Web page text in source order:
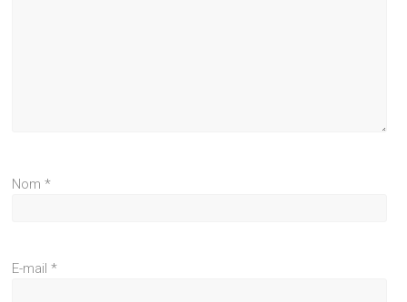
Nom*
E-mail*